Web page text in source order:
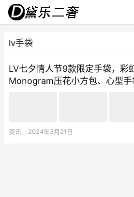
lv手袋
LV七夕情人节9款限定手袋，彩
Monogram压花小方包、心型手
资讯 2024年3月21日